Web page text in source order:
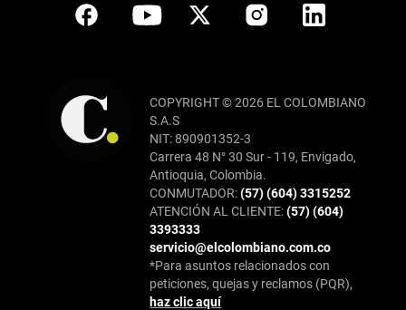
COPYRIGHT © 2026 EL COLOMBIANO
S.A.S
NIT: 890901352-3
Carrera 48 N° 30 Sur - 119, Envigado,
Antioquia, Colombia.
CONMUTADOR:(57) (604) 3315252
ATENCIÓN AL CLIENTE:(57) (604)
3393333
servicio@elcolombiano.com.co
*Para asuntos relacionados con
peticiones, quejas y reclamos (PQR),
haz clic aquí